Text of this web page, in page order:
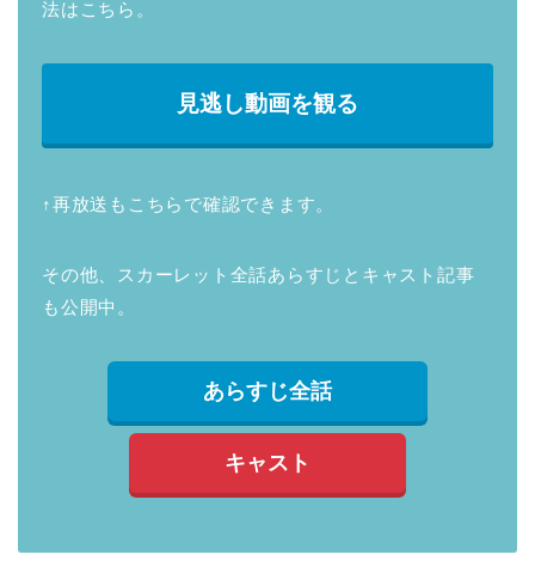
法はこちら。
見逃し動画を観る
↑再放送もこちらで確認できます。
その他、スカーレット全話あらすじとキャスト記事
も公開中。
あらすじ全話
キャスト